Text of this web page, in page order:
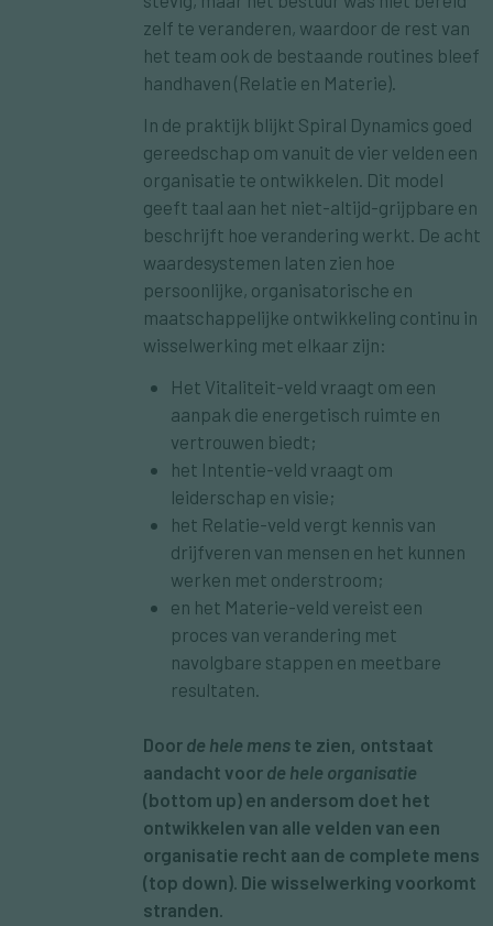
zelf te veranderen, waardoor de rest van
het team ook de bestaande routines bleef
handhaven (Relatie en Materie).
In de praktijk blijkt Spiral Dynamics goed
gereedschap om vanuit de vier velden een
organisatie te ontwikkelen. Dit model
geeft taal aan het niet-altijd-grijpbare en
beschrijft hoe verandering werkt. De acht
waardesystemen laten zien hoe
persoonlijke, organisatorische en
maatschappelijke ontwikkeling continu in
wisselwerking met elkaar zijn:
Het Vitaliteit-veld vraagt om een
aanpak die energetisch ruimte en
vertrouwen biedt;
het Intentie-veld vraagt om
leiderschap en visie;
het Relatie-veld vergt kennis van
drijfveren van mensen en het kunnen
werken met onderstroom;
en het Materie-veld vereist een
proces van verandering met
navolgbare stappen en meetbare
resultaten.
Door de hele menste zien, ontstaat
aandacht voor de hele organisatie
(bottom up) en andersom doet het
ontwikkelen van alle velden van een
organisatie recht aan de complete mens
(top down). Die wisselwerking voorkomt
stranden.